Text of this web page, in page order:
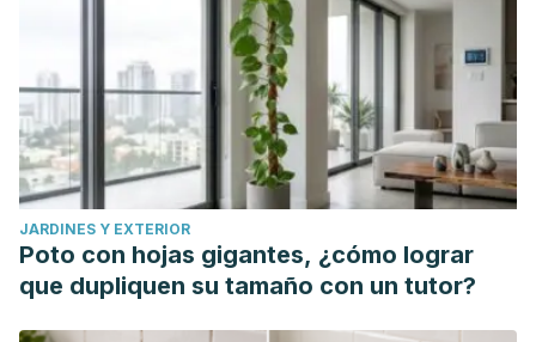
JARDINES Y EXTERIOR
Poto con hojas gigantes, ¿cómo lograr
que dupliquen su tamaño con un tutor?